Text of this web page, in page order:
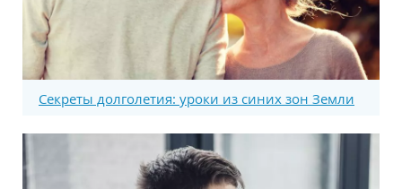
Секреты долголетия: уроки из синих зон Земли